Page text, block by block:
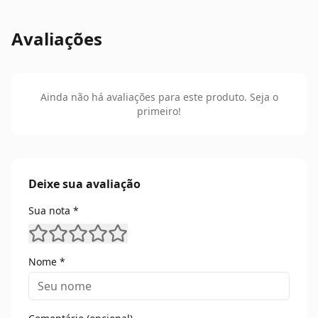
Avaliações
Ainda não há avaliações para este produto. Seja o
primeiro!
Deixe sua avaliação
Sua nota *
Nome *